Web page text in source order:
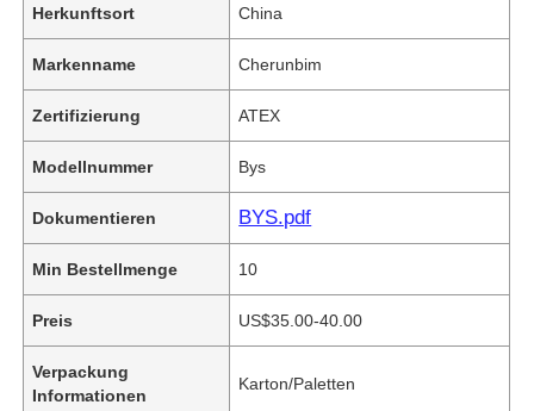
Herkunftsort China
Markenname Cherunbim
Zertifizierung ATEX
Modellnummer Bys
Dokumentieren BYS.pdf
Min Bestellmenge 10
Preis US$35.00-40.00
Verpackung
Informationen
Karton/Paletten